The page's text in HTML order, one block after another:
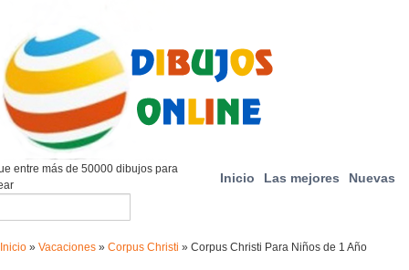
Inicio Las mejores Nuevas
entre más de 50000 dibujos para
Inicio » Vacaciones » Corpus Christi » Corpus Christi Para Niños de 1 Año